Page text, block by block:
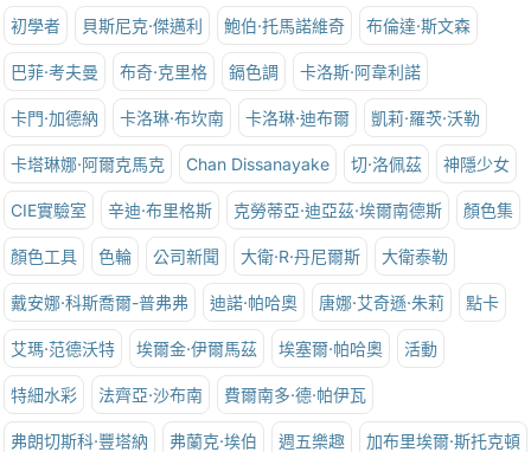
初學者 貝斯尼克·傑邁利 鮑伯·托馬諾維奇 布倫達·斯文森
巴菲·考夫曼 布奇·克里格 鎘色調 卡洛斯·阿韋利諾
卡門·加德納 卡洛琳·布坎南 卡洛琳·迪布爾 凱莉·羅茨·沃勒
卡塔琳娜·阿爾克馬克 Chan Dissanayake 切·洛佩茲 神隱少女
CIE實驗室 辛迪·布里格斯 克勞蒂亞·迪亞茲·埃爾南德斯 顏色集
顏色工具 色輪 公司新聞 大衛·R·丹尼爾斯 大衛泰勒
戴安娜·科斯喬爾-普弗弗 迪諾·帕哈奧 唐娜·艾奇遜·朱莉 點卡
艾瑪·范德沃特 埃爾金·伊爾馬茲 埃塞爾·帕哈奧 活動
特細水彩 法齊亞·沙布南 費爾南多·德·帕伊瓦
弗朗切斯科·豐塔納 弗蘭克·埃伯 週五樂趣 加布里埃爾·斯托克頓